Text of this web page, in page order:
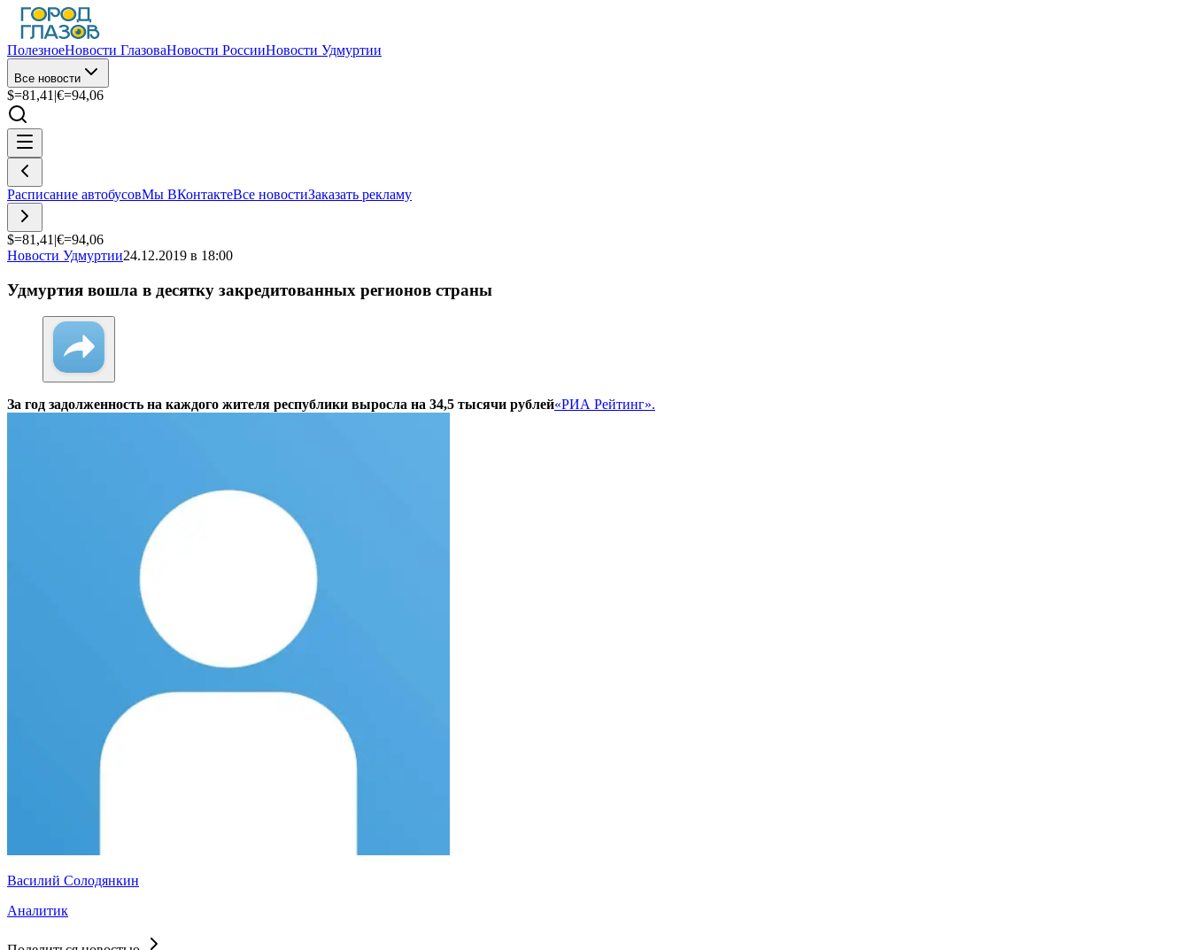
ПолезноеНовости ГлазоваНовости РоссииНовости Удмуртии
Все новости
$=81,41 |€=94,06
Расписание автобусовМы ВКонтактеВсе новостиЗаказать рекламу
$=81,41 |€=94,06
Новости Удмуртии24.12.2019 в 18:00
Удмуртия вошла в десятку закредитованных регионов страны
За год задолженность на каждого жителя республики выросла на 34,5 тысячи рублей«РИА Рейтинг».
Василий Солодянкин
Аналитик